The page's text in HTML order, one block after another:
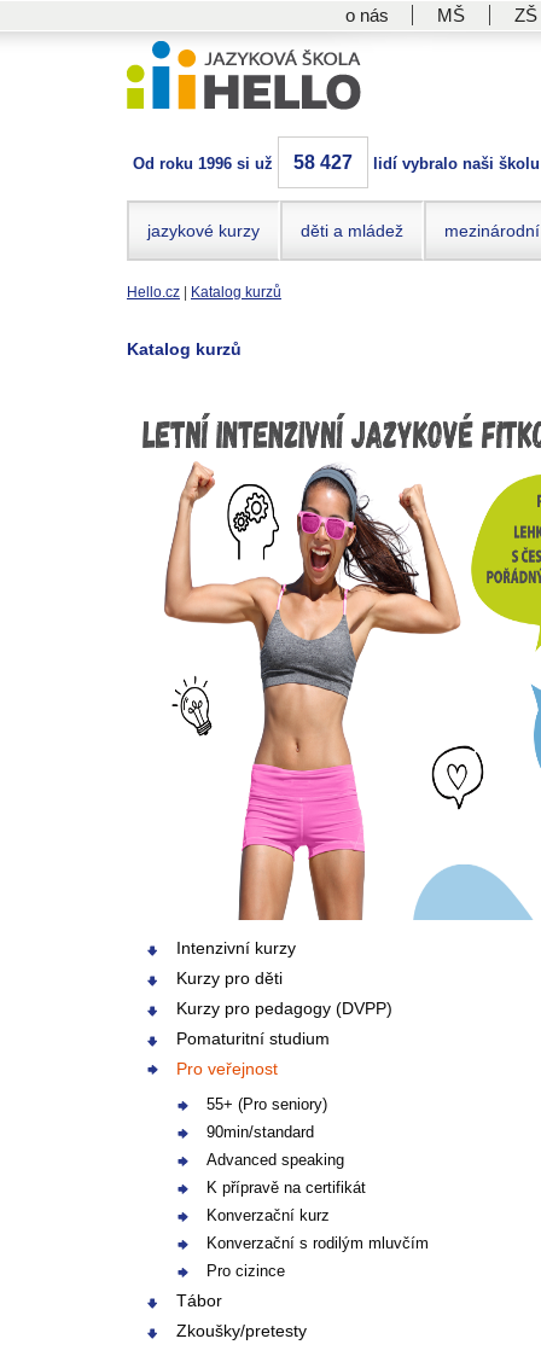
o nás MŠ ZŠ
Od roku 1996 si už 58 427 lidí vybralo naši
jazykové kurzy děti a mládež
Hello.cz Katalog kurzů
Katalog kurzů
Intenzivní kurzy
Kurzy pro děti
Kurzy pro pedagogy (DVPP)
Pomaturitní studium
Pro veřejnost
55+ (Pro seniory)
90min/standard
Advanced speaking
K přípravě na certifikát
Konverzační kurz
Konverzační s rodilým mluvčím
Pro cizince
Tábor
Zkoušky/pretesty